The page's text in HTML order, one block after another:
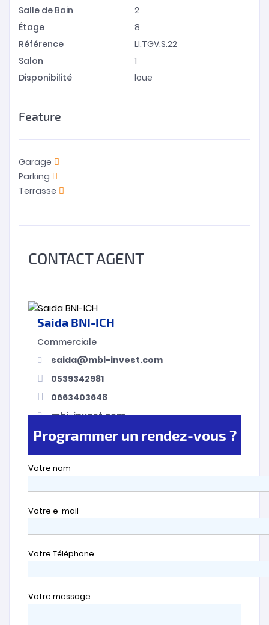
Salle de Bain
2
Étage
8
Référence
LI.TGV.S.22
Salon
1
Disponibilité
loue
Feature
Garage
Parking
Terrasse
CONTACT AGENT
Saida BNI-ICH
Commerciale
saida@mbi-invest.com
0539342981
0663403648
mbi-invest.com
Programmer un rendez-vous ?
Votre nom
Votre e-mail
Votre Téléphone
Votre message